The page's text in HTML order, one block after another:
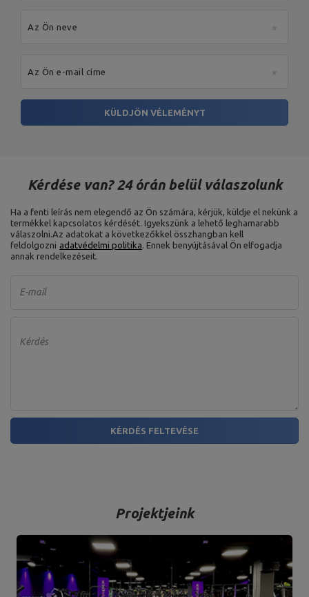
Az Ön neve
Az Ön e-mail címe
KÜLDJÖN VÉLEMÉNYT
Kérdése van? 24 órán belül válaszolunk
Ha a fenti leírás nem elegendő az Ön számára, kérjük, küldje el nekünk a
termékkel kapcsolatos kérdését. Igyekszünk a lehető leghamarabb
válaszolni.Az adatokat a következőkkel összhangban kell
feldolgozni adatvédelmi politika. Ennek benyújtásával Ön elfogadja
annak rendelkezéseit.
E-mail
Kérdés
KÉRDÉS FELTEVÉSE
Projektjeink